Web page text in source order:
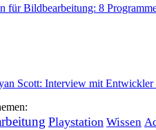
für Bildbearbeitung: 8
Scott: Interview mit Entwickler
Playstation Wissen